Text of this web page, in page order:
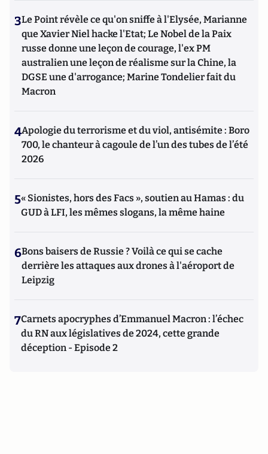
3Le Point révèle ce qu'on sniffe à l'Elysée, Marianne
que Xavier Niel hacke l'Etat; Le Nobel de la Paix
russe donne une leçon de courage, l'ex PM
australien une leçon de réalisme sur la Chine, la
DGSE une d'arrogance; Marine Tondelier fait du
Macron
4Apologie du terrorisme et du viol, antisémite : Boro
700, le chanteur à cagoule de l’un des tubes de l’été
2026
5« Sionistes, hors des Facs », soutien au Hamas : du
GUD à LFI, les mêmes slogans, la même haine
6Bons baisers de Russie ? Voilà ce qui se cache
derrière les attaques aux drones à l'aéroport de
Leipzig
7Carnets apocryphes d’Emmanuel Macron : l’échec
du RN aux législatives de 2024, cette grande
déception - Episode 2